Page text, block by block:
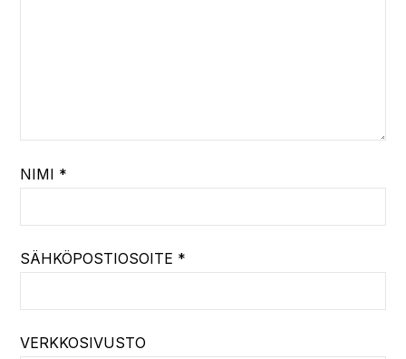
NIMI *
SÄHKÖPOSTIOSOITE *
VERKKOSIVUSTO